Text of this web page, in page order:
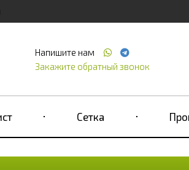
Напишите нам
Закажите обратный звонок
Сетка